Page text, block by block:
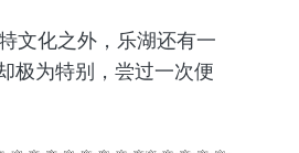
文化之外，乐湖还有一
极为特别，尝过一次便